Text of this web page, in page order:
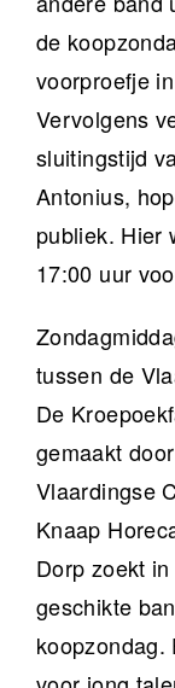
de
voorproefje
Vervolgens
sluitingstijd
Antonius,
publiek. Hier
17:00 uur
tussen de
De
gemaakt
Vlaardingse
Knaap
Dorp zoekt
geschikte
koopzondag.